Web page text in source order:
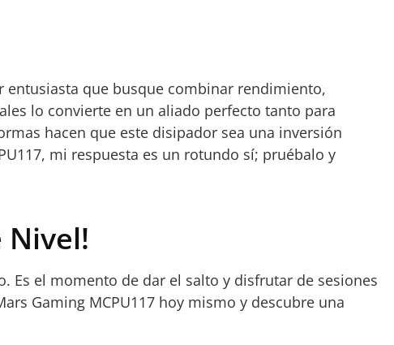
entusiasta que busque combinar rendimiento,
lo convierte en un aliado perfecto tanto para
hacen que este disipador sea una inversión
mi respuesta es un rotundo sí; pruébalo y
Nivel!
el momento de dar el salto y disfrutar de sesiones
Gaming MCPU117 hoy mismo y descubre una